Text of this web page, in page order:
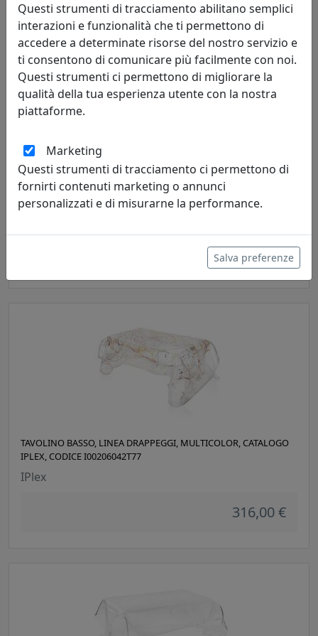
TAVOLINO BASSO, LINEA DRAPPEGGI, FUMÈ, CATALOGO IPLEX,
CODICE I00206042T74
316,00 €
TAVOLINO BASSO, LINEA DRAPPEGGI, MULTICOLOR, CATALOGO
IPLEX, CODICE I00206042T77
IPlex
316,00 €
Questi strumenti di tracciamento abilitano semplici
interazioni e funzionalità che ti permettono di
accedere a determinate risorse del nostro servizio e
ti consentono di comunicare più facilmente con noi.
Questi strumenti ci permettono di migliorare la
qualità della tua esperienza utente con la nostra
piattaforme.
Marketing
Questi strumenti di tracciamento ci permettono di
fornirti contenuti marketing o annunci
personalizzati e di misurarne la performance.
Salva preferenze